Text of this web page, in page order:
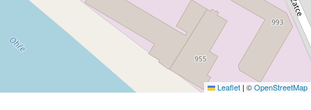
Leaflet | ©OpenStreetMap